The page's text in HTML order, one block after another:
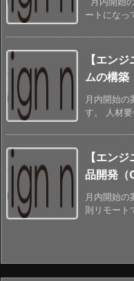
ートになっ
【エン
ムの構築
月内開始の
す。 人材
【エン
品開発（
月内開始
則リモート